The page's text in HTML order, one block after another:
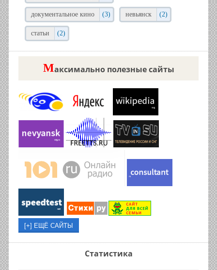
документальное кино (3) невьянск (2)
статьи (2)
Максимально полезные сайты
Статистика